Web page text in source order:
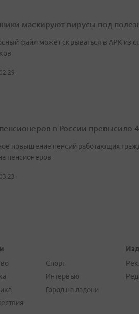
маскируют вирусы под
файл может скрываться в APK из
в России превысило
повышение пенсий работающих
пенсионеров
Спорт
Интервью
Город на ладони